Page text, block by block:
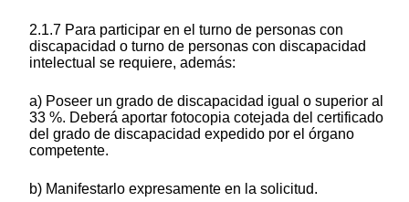
2.1.7 Para participar en el turno de personas con
discapacidad o turno de personas con discapacidad
intelectual se requiere, además:
a) Poseer un grado de discapacidad igual o superior al
33 %. Deberá aportar fotocopia cotejada del certificado
del grado de discapacidad expedido por el órgano
competente.
b) Manifestarlo expresamente en la solicitud.